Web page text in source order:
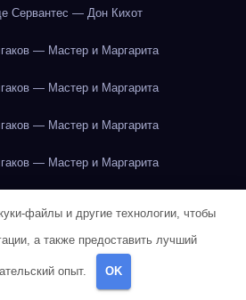
Сервантес — Дон Кихот
— Мастер и Маргарита
— Мастер и Маргарита
— Мастер и Маргарита
— Мастер и Маргарита
— Мастер и Маргарита
— Мастер и Маргарита
файлы и другие технологии, чтобы
а также предоставить лучший
опыт. OK